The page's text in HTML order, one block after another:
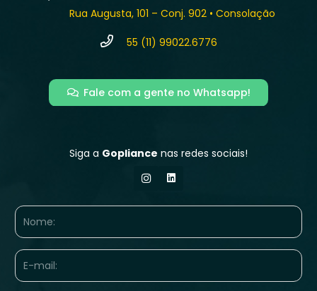
Rua Augusta, 101 – Conj. 902 • Consolação
55 (11) 99022.6776
Fale com a gente no Whatsapp!
Siga a Gopliance nas redes sociais!
Nome
(obrigatório)
E-
mail